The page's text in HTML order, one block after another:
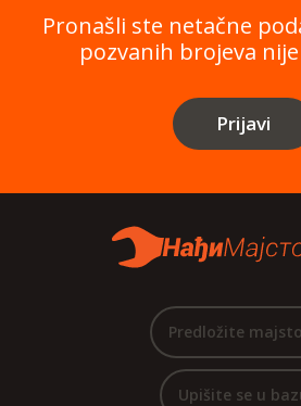
Pronašli ste netačne
pozvanih brojeva
Prijavi
Predložite
Upišite se u